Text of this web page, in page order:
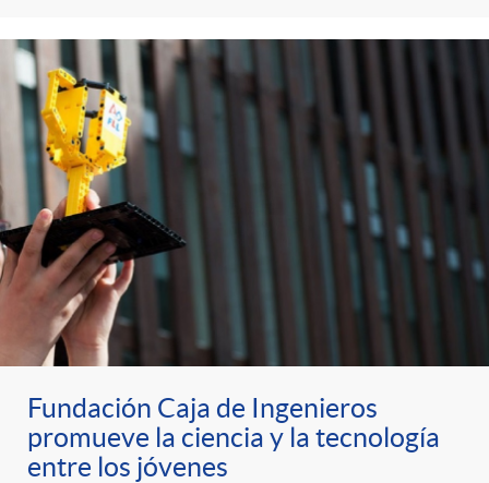
Fundación Caja de Ingenieros
promueve la ciencia y la tecnología
entre los jóvenes